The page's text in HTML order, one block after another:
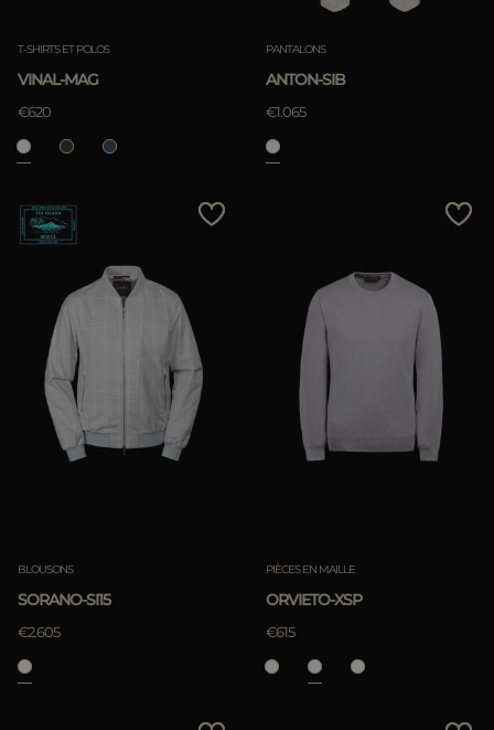
T-SHIRTS ET POLOS
VINAL-MAG
€620
PANTALONS
ANTON-SIB
€1.065
BLOUSONS
SORANO-SI15
€2.605
PIÈCES EN MAILLE
ORVIETO-XSP
€615